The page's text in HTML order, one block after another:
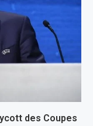
des Coupes